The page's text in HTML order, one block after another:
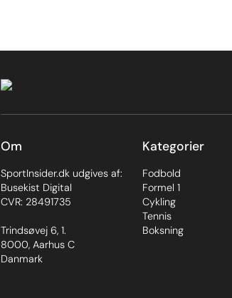
Om
SportInsider.dk udgives af:
Busekist Digital
CVR: 28491735
Trindsøvej 6, 1.
8000, Aarhus C
Danmark
Kategorier
Fodbold
Formel 1
Cykling
Tennis
Boksning